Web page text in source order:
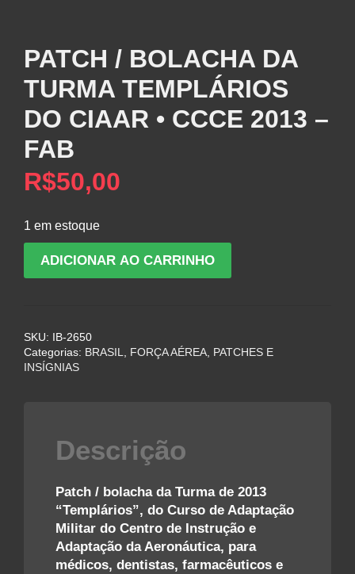
PATCH / BOLACHA DA
TURMA TEMPLÁRIOS
DO CIAAR • CCCE 2013 –
FAB
R$50,00
1 em estoque
TEMPLÁRIOS
DO
quantidade
ADICIONAR AO CARRINHO
SKU: IB-2650
Categorias: BRASIL FORÇA AÉREA PATCHES E
INSÍGNIAS
Descrição
Patch / bolacha da Turma de 2013
“Templários”, do Curso de Adaptação
Militar do Centro de Instrução e
Adaptação da Aeronáutica, para
médicos, dentistas, farmacêuticos e